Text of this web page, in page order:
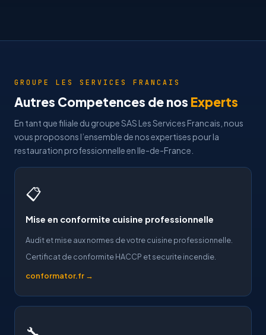
GROUPE LES SERVICES FRANCAIS
Autres Competences de nos Experts
En tant que filiale du groupe SAS Les Services Francais, nous
vous proposons l’ensemble de nos expertises pour la
restauration professionnelle en Ile-de-France.
📋
Mise en conformite cuisine professionnelle
Audit et mise aux normes de votre cuisine professionnelle.
Certificat de conformite HACCP et securite incendie.
conformator.fr →